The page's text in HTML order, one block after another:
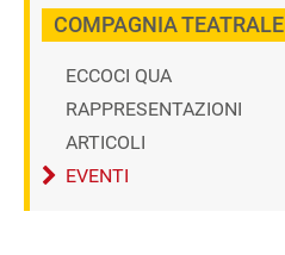
COMPAGNIA TEATRALE
ECCOCI QUA
RAPPRESENTAZIONI
ARTICOLI
EVENTI